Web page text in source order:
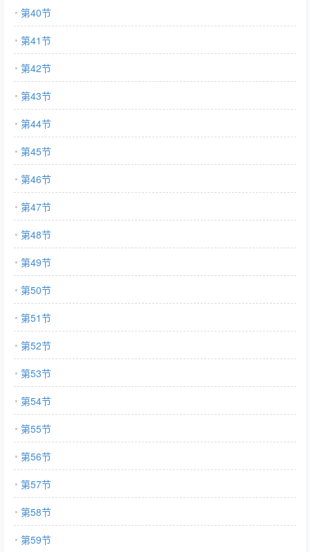
第40节
第41节
第42节
第43节
第44节
第45节
第46节
第47节
第48节
第49节
第50节
第51节
第52节
第53节
第54节
第55节
第56节
第57节
第58节
第59节